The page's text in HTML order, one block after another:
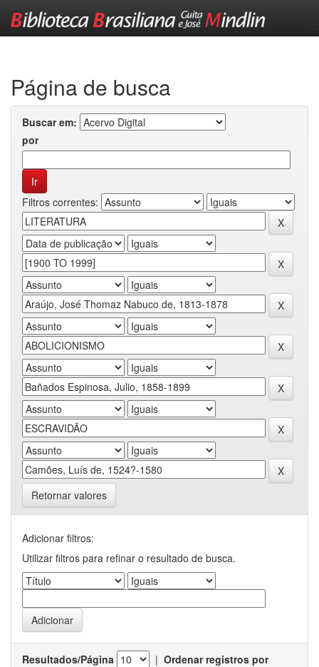
Página de busca
Buscar em:
por
Filtros correntes:
Retornar valores
Adicionar filtros:
Utilizar filtros para refinar o resultado de busca.
Resultados/Página | Ordenar registros por